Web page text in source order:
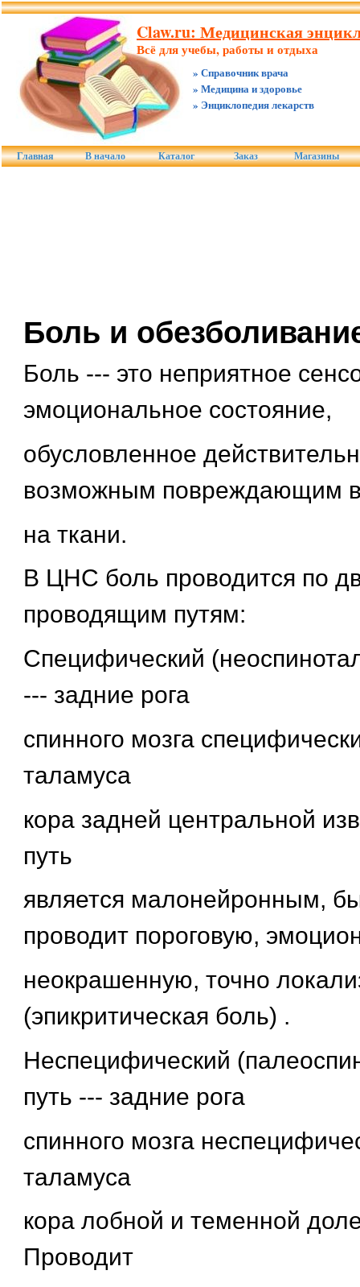
Claw.ru: Медицинская
Всё для учебы, работы и отдыха
» Справочник врача
» Медицина и здоровье
» Энциклопедия лекарств
Главная В начало Каталог Заказ Магазины
Боль и
Боль --- это неприятное
эмоциональное состояние,
обусловленное
возможным повреждающим
на ткани.
В ЦНС боль проводится по
проводящим путям:
Специфический
--- задние рога
спинного мозга
таламуса
кора задней центральной
путь
является малонейронным,
проводит пороговую,
неокрашенную, точно
(эпикритическая боль) .
Неспецифический
путь --- задние рога
спинного мозга
таламуса
кора лобной и теменной
Проводит